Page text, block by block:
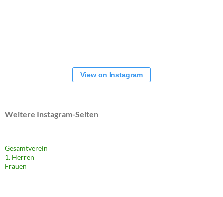
View on Instagram
Weitere Instagram-Seiten
Gesamtverein
1. Herren
Frauen